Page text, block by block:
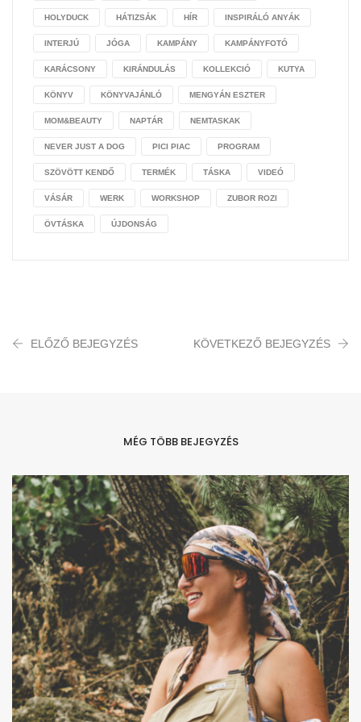
HOLYDUCK HÁTIZSÁK HÍR INSPIRÁLÓ ANYÁK
INTERJÚ JÓGA KAMPÁNY KAMPÁNYFOTÓ
KARÁCSONY KIRÁNDULÁS KOLLEKCIÓ KUTYA
KÖNYV KÖNYVAJÁNLÓ MENGYÁN ESZTER
MOM&BEAUTY NAPTÁR NEMTASKAK
NEVER JUST A DOG PICI PIAC PROGRAM
SZÖVÖTT KENDŐ TERMÉK TÁSKA VIDEÓ
VÁSÁR WERK WORKSHOP ZUBOR ROZI
ÖVTÁSKA ÚJDONSÁG
ELŐZŐ BEJEGYZÉS KÖVETKEZŐ BEJEGYZÉS
MÉG TÖBB BEJEGYZÉS